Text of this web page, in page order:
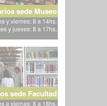
sede Museo
y viernes: 8 a 14hs.
y jueves: 8 a 17hs.
sede Facultad
a viernes: 8 a 18hs.